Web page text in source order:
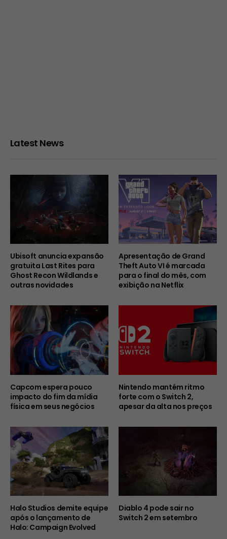
Latest News
Ubisoft anuncia expansão
gratuita Last Rites para
Ghost Recon Wildlands e
outras novidades
Apresentação de Grand
Theft Auto VI é marcada
para o final do mês, com
exibição na Netflix
Capcom espera pouco
impacto do fim da mídia
física em seus negócios
Nintendo mantém ritmo
forte com o Switch 2,
apesar da alta nos preços
Halo Studios demite equipe
após o lançamento de
Halo: Campaign Evolved
Diablo 4 pode sair no
Switch 2 em setembro